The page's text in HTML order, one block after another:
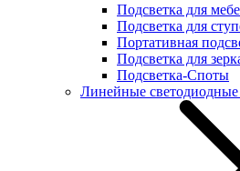
Подсветка для
Подсветка для
Портативная
Подсветка для
Подсветка-Споты
Линейные светодиодные